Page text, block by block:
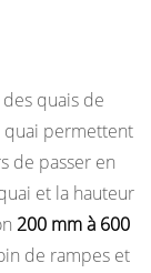
quais de
quai permettent
de passer en
et la hauteur
200 mm à 600
de rampes et